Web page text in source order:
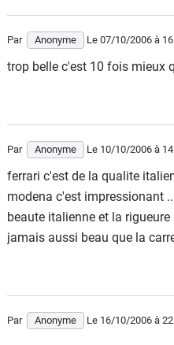
Par Anonyme Le 07/10/2006 à
trop belle c'est 10 fois mieux
Par Anonyme Le 10/10/2006 à
ferrari c'est de la qualite
modena c'est impressionant
beaute italienne et la
jamais aussi beau que la
Par Anonyme Le 16/10/2006 à